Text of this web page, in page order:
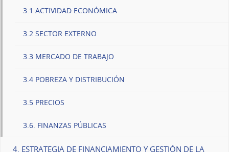
3.1 ACTIVIDAD ECONÓMICA
3.2 SECTOR EXTERNO
3.3 MERCADO DE TRABAJO
3.4 POBREZA Y DISTRIBUCIÓN
3.5 PRECIOS
3.6. FINANZAS PÚBLICAS
4. ESTRATEGIA DE FINANCIAMIENTO Y GESTIÓN DE LA